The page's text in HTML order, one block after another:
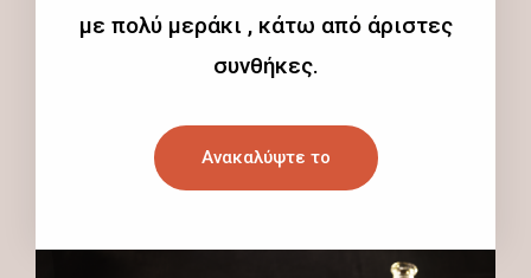
με πολύ μεράκι , κάτω από άριστες
συνθήκες.
Ανακαλύψτε το